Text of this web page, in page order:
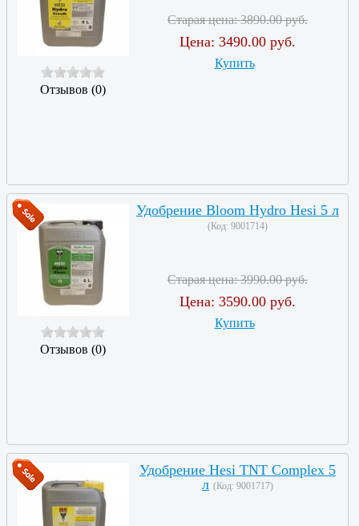
Отзывов (0)
Старая цена:3890.00 руб.
Цена: 3490.00 руб.
Купить
Отзывов (0)
Удобрение Bloom Hydro Hesi 5 л
(Код: 9001714)
Старая цена:3990.00 руб.
Цена: 3590.00 руб.
Купить
Удобрение Hesi TNT Complex 5
л (Код: 9001717)